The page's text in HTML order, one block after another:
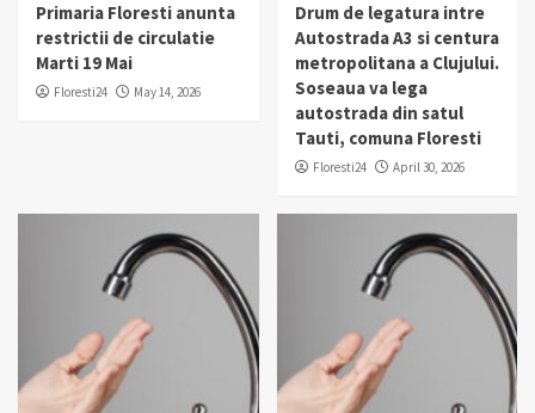
Primaria Floresti anunta
restrictii de circulatie
Marti 19 Mai
Floresti24 May 14, 2026
Drum de legatura intre
Autostrada A3 si centura
metropolitana a Clujului.
Soseaua va lega
autostrada din satul
Tauti, comuna Floresti
Floresti24 April 30, 2026